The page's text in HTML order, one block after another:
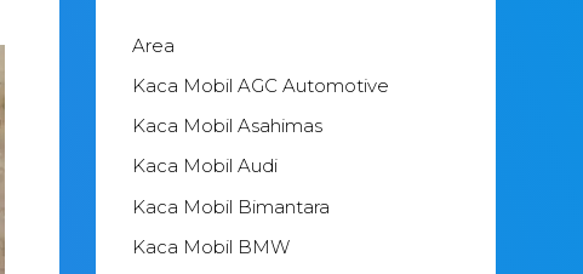
Area
Kaca Mobil AGC Automotive
Kaca Mobil Asahimas
Kaca Mobil Audi
Kaca Mobil Bimantara
Kaca Mobil BMW